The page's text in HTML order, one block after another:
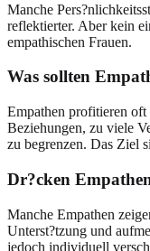
Manche
reflektierter. Aber kein
empathischen Frauen.
Was sollten
Empathen profitieren oft
Beziehungen, zu viele
zu begrenzen. Das Ziel
Dr?cken
Manche Empathen
Unterst?tzung und
jedoch individuell